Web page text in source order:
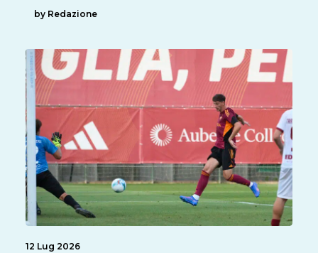
by Redazione
12 Lug 2026